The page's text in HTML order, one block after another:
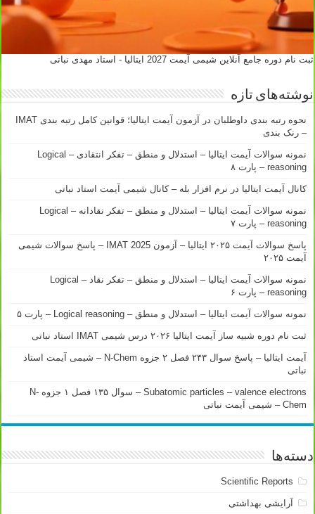
ثبت نام دوره جامع آنلاین شیمی آیمت 2027 ایتالیا - استاد مهدی نباتی
نوشته‌های تازه
نحوه رتبه بندی داوطلبان در آزمون آیمت ایتالیا؛ قوانین کامل رتبه بندی IMAT
– رنک بندی
نمونه سوالات آیمت ایتالیا – استدلال و منطق – تفکر انتقادی – Logical
reasoning – پارت ۸
کانال آیمت ایتالیا در نرم افزار بله – کانال شیمی آیمت استاد نباتی
نمونه سوالات آیمت ایتالیا – استدلال و منطق – تفکر نقادانه – Logical
reasoning – پارت ۷
پاسخ سوالات آیمت ۲۰۲۵ ایتالیا – آزمون IMAT 2025 – پاسخ سوالات شیمی
آیمت ۲۰۲۵
نمونه سوالات آیمت ایتالیا – استدلال و منطق – تفکر نقاد – Logical
reasoning – پارت ۶
نمونه سوالات آیمت ایتالیا – استدلال و منطق – Logical reasoning – پارت ۵
ثبت نام دوره شبیه ساز آیمت ایتالیا ۲۰۲۶ درس شیمی IMAT استاد نباتی
آیمت ایتالیا – پاسخ سوال ۲۴۳ فصل ۲ جزوه N-Chem – شیمی آیمت استاد
نباتی
Subatomic particles – valence electrons – سوال ۱۳۵ فصل ۱ جزوه N-
Chem – شیمی آیمت نباتی
دسته‌ها
Scientific Reports
آرایشی بهداشتی